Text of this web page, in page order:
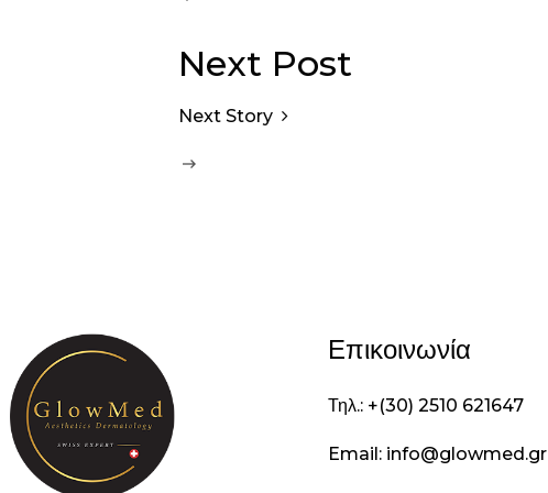
Next Post
Next Story
Επικοινωνία
Τηλ.: +(30) 2510 621647
Email: info@glowmed.gr